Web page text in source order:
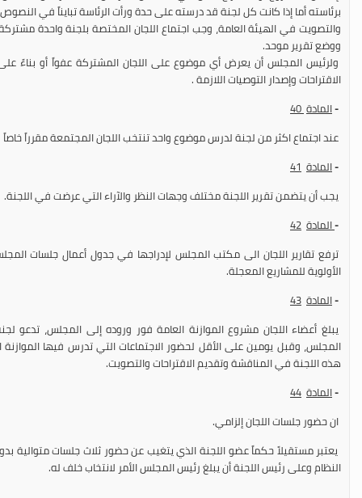
برئاسته أما إذا كانت كل لجنة قد درسته على حدة ورأت الرئاسة تبايناً في
والتصويت في الهيئة العامة، وجب اجتماع اللجان المختصة بلجنة واحدة
ووضع تقرير موحد.
ولرئيس المجلس أن يعرض أي موضوع على اللجان المشتركة عفواً أو بناءً
الاقتراحات وإصدار التوصيات اللازمة .
-المادة
عند اجتماع اكثر من لجنة لدرس موضوع واحد تنتخب اللجان المجتمعة مقرراً خاصاً
-المادة 41
يجب أن يتضمن تقرير اللجنة مختلف وجهات النظر والآراء التي عرضت في اللجنة.
-المادة 42
ترفع تقارير اللجان الى مكتب المجلس لإدراجها في جدول أعمال جلسات
الأولوية للمشاريع المعجلة.
-المادة 43
يبلغ أعضاء اللجان مشروع الموازنة العامة فور وروده إلى المجلس، تدعو
المجلس، وقبل يومين على الأقل لحضور الاجتماعات التي تدرس فيها
هذه اللجنة في المناقشة وتقديم الاقتراحات والتصويت.
-المادة 44
ان حضور جلسات اللجان إلزامي.
النظام وعلى رئيس اللجنة أن يبلغ رئيس المجلس الأمر لانتخاب خلف له.